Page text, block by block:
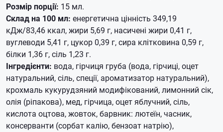
Розмір порції: 15 мл.
Склад на 100 мл: енергетична цінність 349,19
кДж/83,46 ккал, жири 5,69 г, насичені жири 0,41 г,
вуглеводи 5,41 г, цукор 0,39 г, сира клітковина 0,59 г,
білки 1,36 г, сіль 1,23 г.
Інгредієнти: вода, гірчиця груба (вода, гірчиці, оцет
натуральний, сіль, спеції, ароматизатор натуральний),
крохмаль кукурудзяний модифікований, лимонний сік,
олія (ріпакова), мед, гірчица, оцет яблучний, сіль,
кислота оцтова, жовток, барвник: лютеїн, часник,
консерванти (сорбат калію, бензоат натрію),